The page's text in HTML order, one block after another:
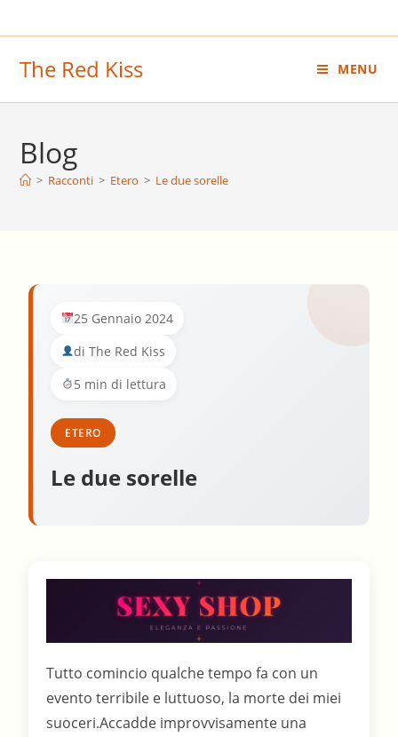
al
The Red Kiss MENU
Blog
> Racconti > Etero > Le due sorelle
25 Gennaio 2024
di The Red Kiss
5 min di lettura
ETERO
Le due sorelle
Tutto comincio qualche tempo fa con un
evento terribile e luttuoso, la morte dei miei
suoceri.Accadde improvvisamente una